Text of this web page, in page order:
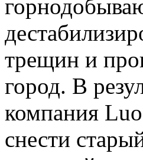
трещин и
город. В
компания
снести